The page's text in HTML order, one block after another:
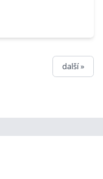
další »